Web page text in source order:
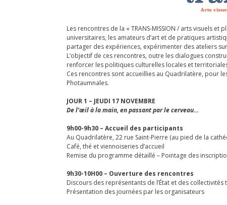
Les rencontres de la « TRANS-MISSION / arts visuels
universitaires, les amateurs d’art et de pratiques
partager des expériences, expérimenter des ateliers
L’objectif de ces rencontres, outre les dialogues
renforcer les politiques culturelles locales et
Ces rencontres sont accueillies au Quadrilatère, pour
Photaumnales.
JOUR 1 – JEUDI 17 NOVEMBRE
De l’œil à la main, en passant par le cerveau…
9h00-9h30 – Accueil des participants
Au Quadrilatère, 22 rue Saint-Pierre (au pied de la
Café, thé et viennoiseries d’accueil
Remise du programme détaillé – Pointage des
9h30-10H00 – Ouverture des rencontres
Discours des représentants de l’État et des
Présentation des journées par les organisateurs